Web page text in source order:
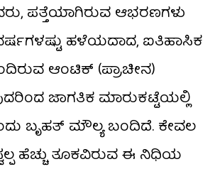
ಪತ್ತೆಯಾಗಿರುವ ಆಭರಣಗಳು
ಹಳೆಯದಾದ, ಐತಿಹಾಸಿಕ
ಆಂಟಿಕ್ (ಪ್ರಾಚೀನ)
ಜಾಗತಿಕ ಮಾರುಕಟ್ಟೆಯಲ್ಲಿ
ಬೃಹತ್ ಮೌಲ್ಯ ಬಂದಿದೆ. ಕೇವಲ
ಹೆಚ್ಚು ತೂಕವಿರುವ ಈ ನಿಧಿಯ